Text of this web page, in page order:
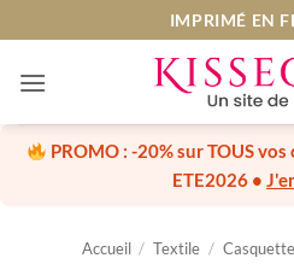
au
contenu
IMPRIMÉ EN
PROMO : -20% sur TOUS
ETE2026 •
Accueil / Textile /